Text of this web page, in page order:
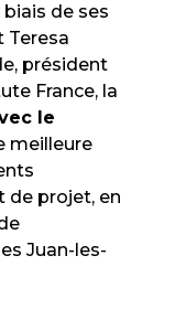
de ses
Teresa
président
France, la
le
meilleure
de projet, en
Juan-les-